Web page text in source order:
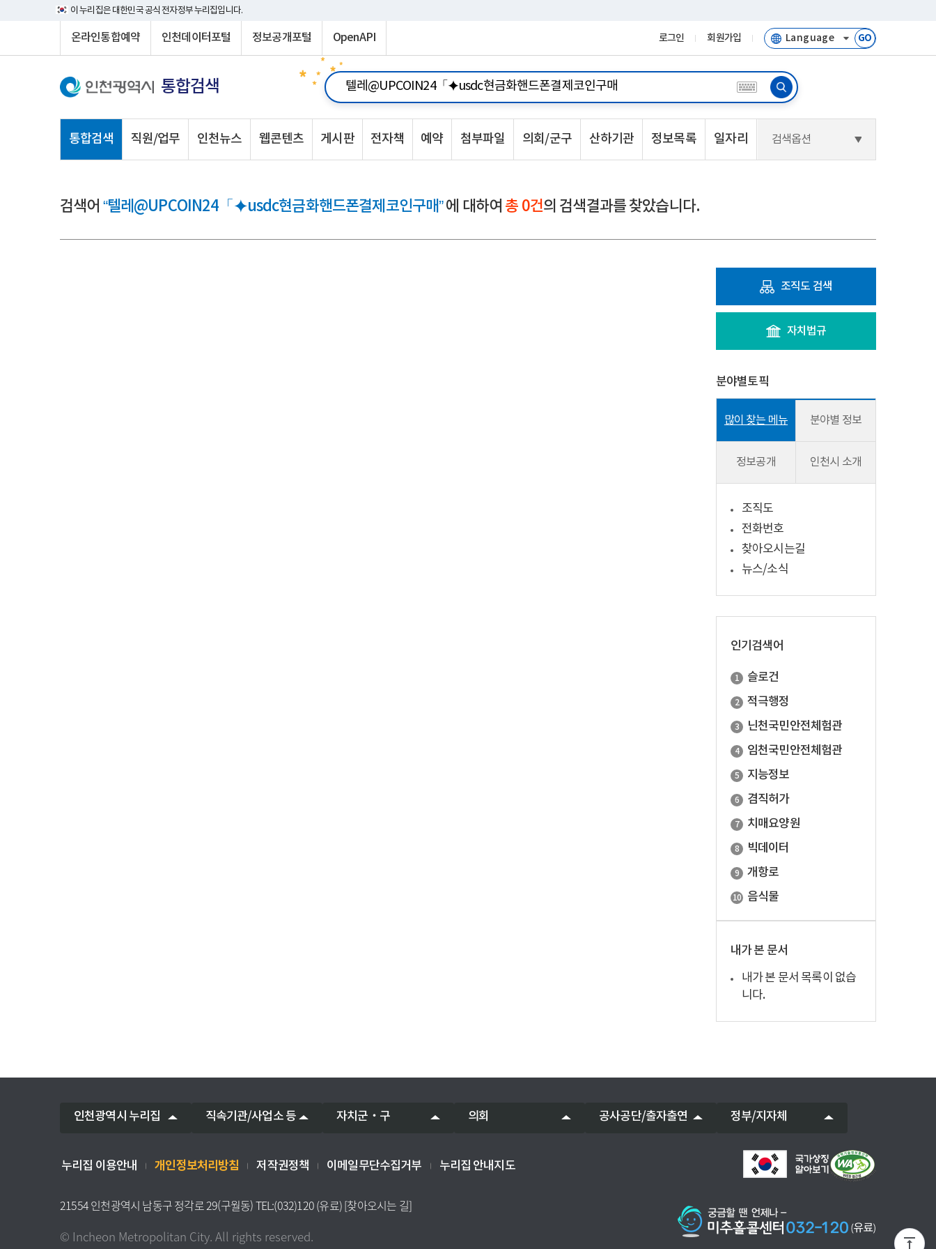
이 누리집은 대한민국 공식 전자정부 누리집입니다.
온라인통합예약 인천데이터포털 정보공개포털 OpenAPI 로그인 회원가입 GO
통합검색
통합검색 직원/업무 인천뉴스 웹콘텐츠 게시판 전자책 예약 첨부파일 의회/군구 산하기관 정보목록 일자리 검색옵션
검색어 “텔레@UPCOIN24「⯌usdc현금화핸드폰결제코인구매”에 대하여 총 0건의 검색결과를 찾았습니다.
조직도 검색
자치법규
분야별토픽
많이 찾는 메뉴 분야별 정보
정보공개 인천시 소개
조직도
전화번호
찾아오시는길
뉴스/소식
인기검색어
슬로건
적극행정
닌천국민안전체험관
임천국민안전체험관
지능정보
겸직허가
치매요양원
빅데이터
개항로
음식물
내가 본 문서
내가 본 문서 목록이 없습
니다.
인천광역시 누리집 직속기관/사업소 등 자치군‧구 의회 공사공단/출자출연 정부/지자체
누리집 이용안내 개인정보처리방침 저작권정책 이메일무단수집거부 누리집 안내지도
21554 인천광역시 남동구 정각로 29(구월동) TEL:(032)120 (유료) [찾아오시는 길]
© Incheon Metropolitan City. All rights reserved.